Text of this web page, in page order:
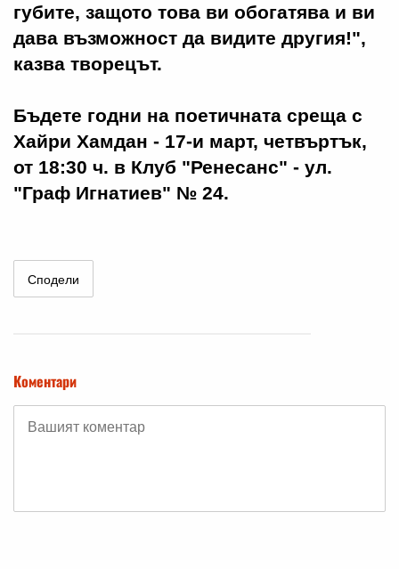
губите, защото това ви обогатява и ви
дава възможност да видите другия!",
казва творецът.
Бъдете годни на поетичната среща с
Хайри Хамдан - 17-и март, четвъртък,
от 18:30 ч. в Клуб "Ренесанс" - ул.
"Граф Игнатиев" № 24.
Сподели
Коментари